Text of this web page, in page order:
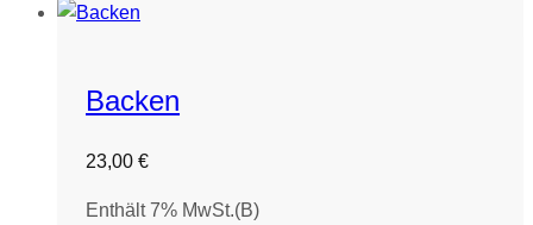
Backen
23,00 €
Enthält 7% MwSt.(B)